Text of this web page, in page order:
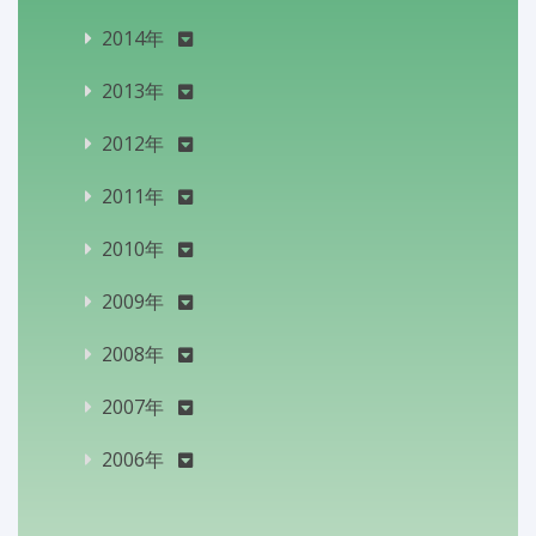
2014年
2013年
2012年
2011年
2010年
2009年
2008年
2007年
2006年